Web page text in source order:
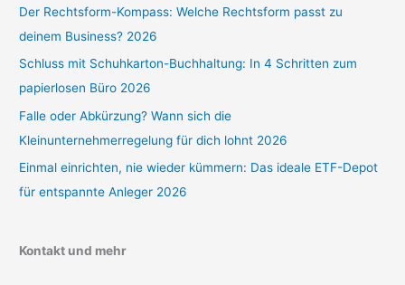
Der Rechtsform-Kompass: Welche Rechtsform passt zu
deinem Business? 2026
Schluss mit Schuhkarton-Buchhaltung: In 4 Schritten zum
papierlosen Büro 2026
Falle oder Abkürzung? Wann sich die
Kleinunternehmerregelung für dich lohnt 2026
Einmal einrichten, nie wieder kümmern: Das ideale ETF-Depot
für entspannte Anleger 2026
Kontakt und mehr